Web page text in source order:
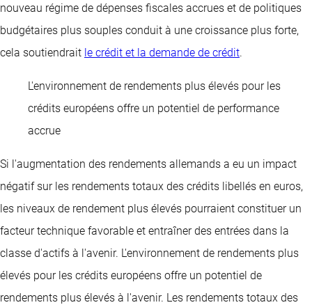
nouveau régime de dépenses fiscales accrues et de politiques
budgétaires plus souples conduit à une croissance plus forte,
cela soutiendrait le crédit et la demande de crédit.
L'environnement de rendements plus élevés pour les
crédits européens offre un potentiel de performance
accrue
Si l'augmentation des rendements allemands a eu un impact
négatif sur les rendements totaux des crédits libellés en euros,
les niveaux de rendement plus élevés pourraient constituer un
facteur technique favorable et entraîner des entrées dans la
classe d'actifs à l'avenir. L'environnement de rendements plus
élevés pour les crédits européens offre un potentiel de
rendements plus élevés à l'avenir. Les rendements totaux des